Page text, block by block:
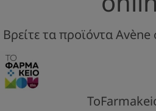
Βρείτε τα προϊόντα